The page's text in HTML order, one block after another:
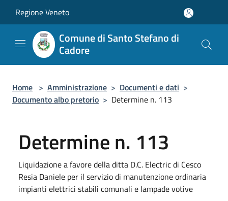
Regione Veneto
Comune di Santo Stefano di
Cadore
Home > Amministrazione > Documenti e dati >
Documento albo pretorio > Determine n. 113
Determine n. 113
Liquidazione a favore della ditta D.C. Electric di Cesco
Resia Daniele per il servizio di manutenzione ordinaria
impianti elettrici stabili comunali e lampade votive